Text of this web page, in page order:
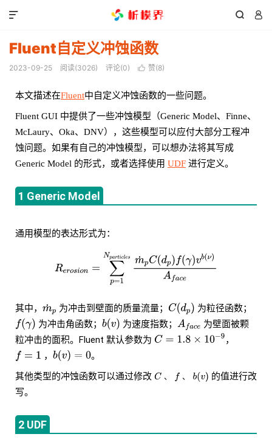
 

Fluent自定义冲蚀函数
2023-09-25 阅读(3026) 评论(0)  赞(8)
本文描述在Fluent中自定义冲蚀函数的一些问题。
Fluent GUI 中提供了一些冲蚀模型（Generic Model、Finne、
McLaury、Oka、DNV），这些模型可以应付大部分工程冲
蚀问题。如果有自己的冲蚀模型，可以想办法将其写成
Generic Model 的形式，或者选择使用 UDF 进行定义。
1 Generic Model
通用模型的表达形式为：
其中， 为冲击到壁面的质量流量；
为粒径函数；
为冲击角函数；
为速度指数；
为壁面被颗
粒冲击的面积。Fluent 默认参数为
，
，
。
其他类型的冲蚀函数可以通过修改 、 、
的值进行改
写。
2 UDF